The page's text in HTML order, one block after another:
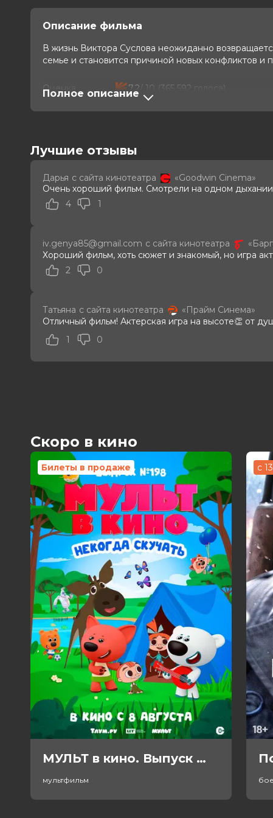
Описание фильма
В жизнь Виктора Суслова неожиданно
семье и становится причиной новых конфликтов и
Оценка 7.2 / 10 (365 592 голоса)
Год
2026
Страна
Россия
Владимир Епифанцев, Евгений
Шрайбер, Арина Бурцева,
Продюсеры
Тимур Вайнштейн, Михаил
Сценаристы
Гарик Харламов, Сергей Калужанов
Жанр
Длительность
Полное описание
Лучшие отзывы
Дарья с сайта кинотеатра «Goodwin Cinema»
Очень хороший фильм. Смотрели на одном
4
1
iv.genya85@gmail.com с сайта кинотеатра
Хороший фильм, хоть сюжет и знакомый, но игра
2
0
Татьяна с сайта кинотеатра «Прайм Синема»
Отличный фильм! Актерская игра на высоте👏 от
1
0
Скоро в кино
Билеты в продаже
МУЛЬТ в кино. Выпуск №198. Некогда скучать (0+)
мультфильм
с